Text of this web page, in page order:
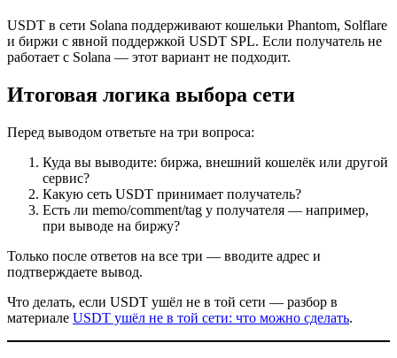
USDT в сети Solana поддерживают кошельки Phantom, Solflare
и биржи с явной поддержкой USDT SPL. Если получатель не
работает с Solana — этот вариант не подходит.
Итоговая логика выбора сети
Перед выводом ответьте на три вопроса:
Куда вы выводите: биржа, внешний кошелёк или другой
сервис?
Какую сеть USDT принимает получатель?
Есть ли memo/comment/tag у получателя — например,
при выводе на биржу?
Только после ответов на все три — вводите адрес и
подтверждаете вывод.
Что делать, если USDT ушёл не в той сети — разбор в
материале USDT ушёл не в той сети: что можно сделать.